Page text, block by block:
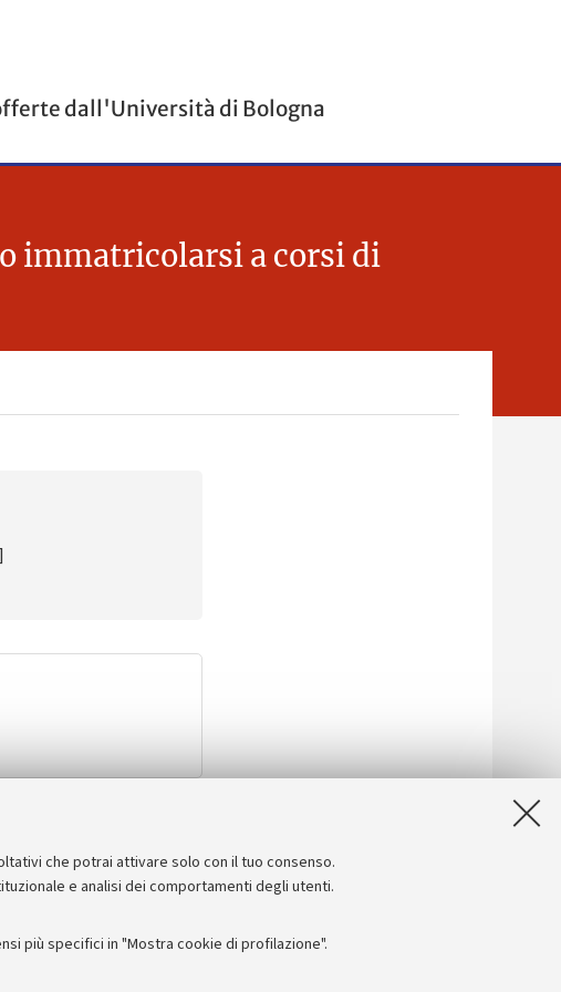
che potrai attivare solo con il tuo consenso.
e analisi dei comportamenti degli utenti.
più specifici in "Mostra cookie di profilazione".
dall'Università di Bologna
immatricolarsi a corsi di